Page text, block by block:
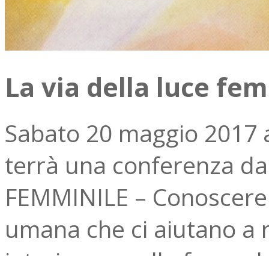
La via della luce
Sabato 20 maggio 2017
terrà una conferenza
FEMMINILE –
umana che ci aiutano a